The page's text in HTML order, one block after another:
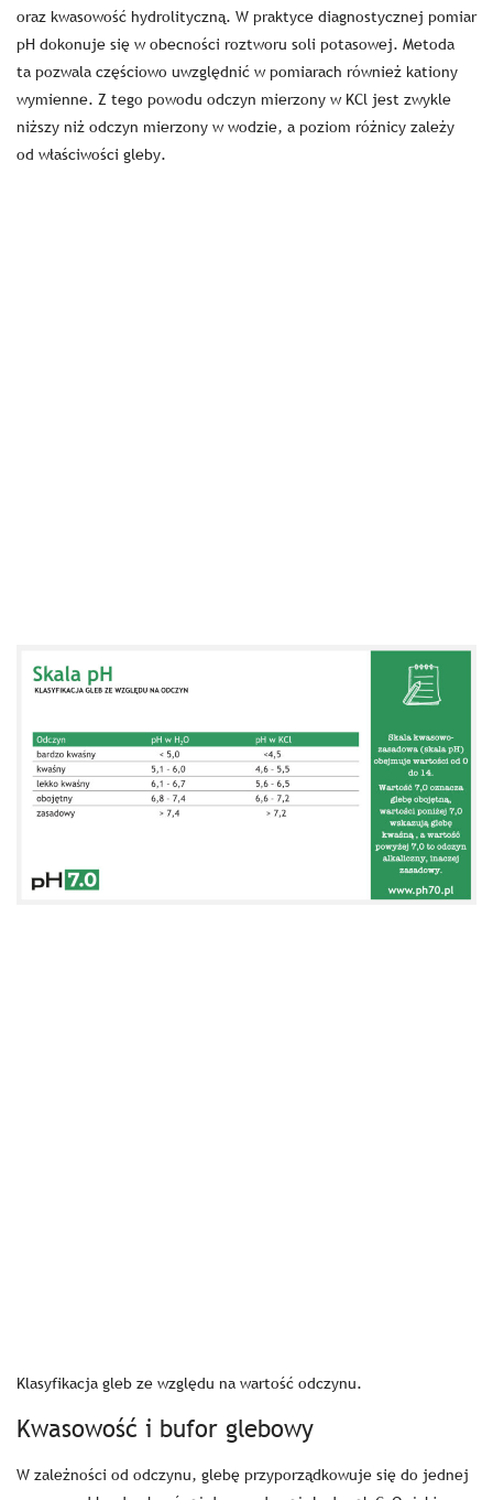
oraz kwasowość hydrolityczną. W praktyce diagnostycznej pomiar
pH dokonuje się w obecności roztworu soli potasowej. Metoda
ta pozwala częściowo uwzględnić w pomiarach również kationy
wymienne. Z tego powodu odczyn mierzony w KCl jest zwykle
niższy niż odczyn mierzony w wodzie, a poziom różnicy zależy
od właściwości gleby.
Klasyfikacja gleb ze względu na wartość odczynu.
Kwasowość i bufor glebowy
W zależności od odczynu, glebę przyporządkowuje się do jednej